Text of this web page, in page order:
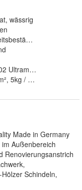
wässrig
Ultramarinblau, ca.
Made in Germany
Außenbereich
Renovierungsanstrich
Schindeln,